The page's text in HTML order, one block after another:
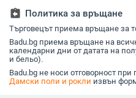
assignment_return Политика за връщане
Търговецът приема връщане за
Badu.bg приема връщане на
календарни дни от датата на
и бельо).
Badu.bg не носи отговорност при
Дамски поли и рокли извън